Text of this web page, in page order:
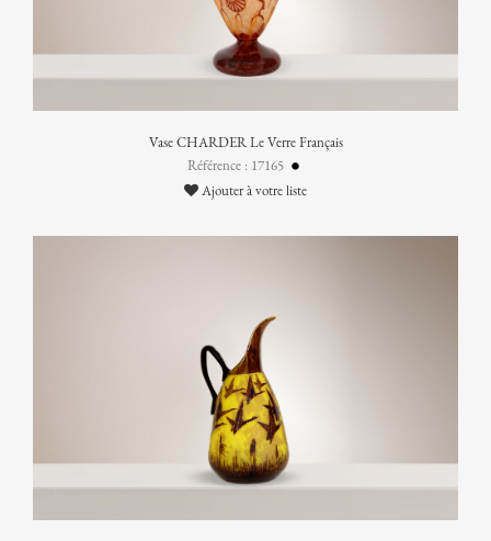
Vase CHARDER Le Verre Français
Référence : 17165
Ajouter à votre liste